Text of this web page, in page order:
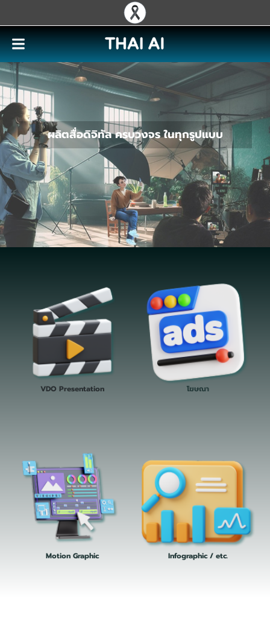
ผลิตสื่อดิจิทัล ครบวงจร ในทุกรูปแบบ
VDO Presentation โฆษณา
Motion Graphic Infographic / etc.